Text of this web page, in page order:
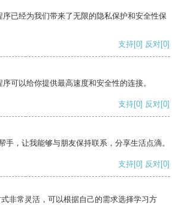
已经为我们带来了无限的隐私保护和安全性保
支持[0] 反对[0]
可以给你提供最高速度和安全性的连接。
支持[0] 反对[0]
手，让我能够与朋友保持联系，分享生活点滴。
支持[0] 反对[0]
非常灵活，可以根据自己的需求选择学习方